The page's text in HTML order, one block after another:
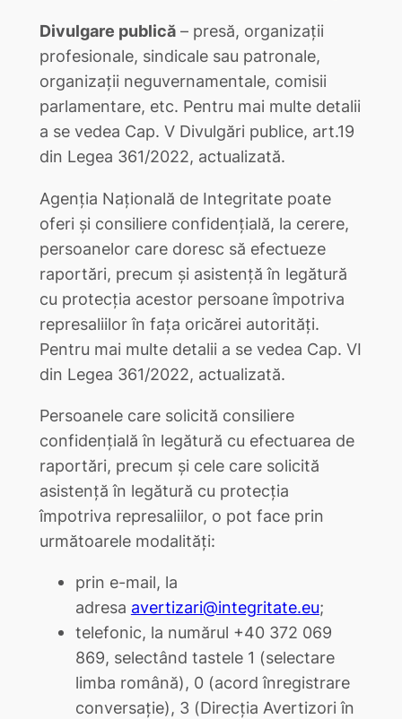
Divulgare publică– presă, organizații
profesionale, sindicale sau patronale,
organizații neguvernamentale, comisii
parlamentare, etc. Pentru mai multe detalii
a se vedea Cap. V Divulgări publice, art.19
din Legea 361/2022, actualizată.
Agenția Națională de Integritate poate
oferi și consiliere confidențială, la cerere,
persoanelor care doresc să efectueze
raportări, precum și asistență în legătură
cu protecția acestor persoane împotriva
represaliilor în fața oricărei autorități.
Pentru mai multe detalii a se vedea Cap. VI
din Legea 361/2022, actualizată.
Persoanele care solicită consiliere
confidențială în legătură cu efectuarea de
raportări, precum și cele care solicită
asistență în legătură cu protecția
împotriva represaliilor, o pot face prin
următoarele modalități:
prin e-mail, la
adresa avertizari@integritate.eu;
telefonic, la numărul +40 372 069
869, selectând tastele 1 (selectare
limba română), 0 (acord înregistrare
conversație), 3 (Direcția Avertizori în